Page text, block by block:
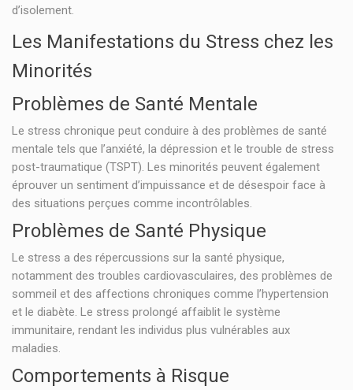
d’isolement.
Les Manifestations du Stress chez les
Minorités
Problèmes de Santé Mentale
Le stress chronique peut conduire à des problèmes de santé
mentale tels que l’anxiété, la dépression et le trouble de stress
post-traumatique (TSPT). Les minorités peuvent également
éprouver un sentiment d’impuissance et de désespoir face à
des situations perçues comme incontrôlables.
Problèmes de Santé Physique
Le stress a des répercussions sur la santé physique,
notamment des troubles cardiovasculaires, des problèmes de
sommeil et des affections chroniques comme l’hypertension
et le diabète. Le stress prolongé affaiblit le système
immunitaire, rendant les individus plus vulnérables aux
maladies.
Comportements à Risque